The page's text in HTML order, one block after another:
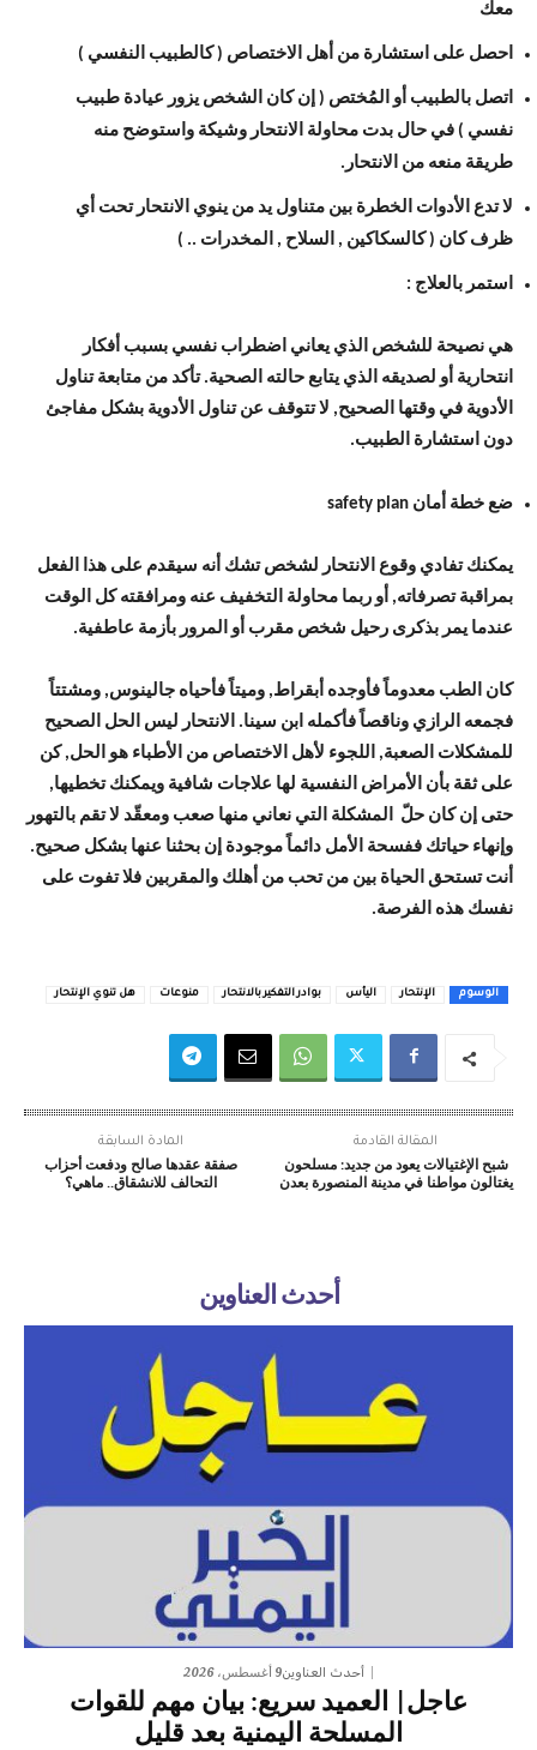
معك
احصل على استشارة من أهل الاختصاص ( كالطبيب النفسي )
اتصل بالطبيب أو المُختص ( إن كان الشخص يزور عيادة طبيب
نفسي ) في حال بدت محاولة الانتحار وشيكة واستوضح منه
طريقة منعه من الانتحار.
لا تدع الأدوات الخطرة بين متناول يد من ينوي الانتحار تحت أي
ظرف كان ( كالسكاكين , السلاح , المخدرات .. )
استمر بالعلاج :
هي نصيحة للشخص الذي يعاني اضطراب نفسي بسبب أفكار
انتحارية أو لصديقه الذي يتابع حالته الصحية. تأكد من متابعة تناول
الأدوية في وقتها الصحيح, لا تتوقف عن تناول الأدوية بشكل مفاجئ
دون استشارة الطبيب.
ضع خطة أمان safety plan
يمكنك تفادي وقوع الانتحار لشخص تشك أنه سيقدم على هذا الفعل
بمراقبة تصرفاته, أو ربما محاولة التخفيف عنه ومرافقته كل الوقت
عندما يمر بذكرى رحيل شخص مقرب أو المرور بأزمة عاطفية.
كان الطب معدوماً فأوجده أبقراط, وميتاً فأحياه جالينوس, ومشتتاً
فجمعه الرازي وناقصاً فأكمله ابن سينا. الانتحار ليس الحل الصحيح
للمشكلات الصعبة, اللجوء لأهل الاختصاص من الأطباء هو الحل, كن
على ثقة بأن الأمراض النفسية لها علاجات شافية ويمكنك تخطيها,
حتى إن كان حلّ المشكلة التي نعاني منها صعب ومعقّد لا تقم بالتهور
وإنهاء حياتك ففسحة الأمل دائماً موجودة إن بحثنا عنها بشكل صحيح.
أنت تستحق الحياة بين من تحب من أهلك والمقربين فلا تفوت على
نفسك هذه الفرصة.
الوسوم الإنتحار اليأس بوادر التفكير بالانتحار منوعات هل تنوي الإنتحار
المادة السابقة
صفقة عقدها صالح ودفعت أحزاب
التحالف للانشقاق.. ماهي؟
المقالة القادمة
شبح الإغتيالات يعود من جديد: مسلحون
يغتالون مواطنا في مدينة المنصورة بعدن
أحدث العناوين
أحدث العناوين9 أغسطس، 2026
عاجل| العميد سريع: بيان مهم للقوات
المسلحة اليمنية بعد قليل